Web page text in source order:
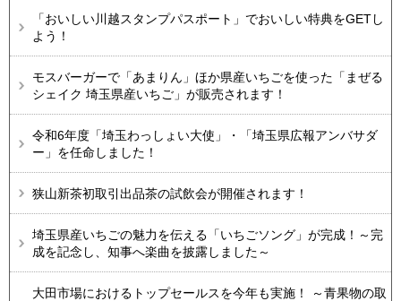
「おいしい川越スタンプパスポート」でおいしい特典をGETし
よう！
モスバーガーで「あまりん」ほか県産いちごを使った「まぜる
シェイク 埼玉県産いちご」が販売されます！
令和6年度「埼玉わっしょい大使」・「埼玉県広報アンバサダ
ー」を任命しました！
狭山新茶初取引出品茶の試飲会が開催されます！
埼玉県産いちごの魅力を伝える「いちごソング」が完成！～完
成を記念し、知事へ楽曲を披露しました～
大田市場におけるトップセールスを今年も実施！ ～青果物の取